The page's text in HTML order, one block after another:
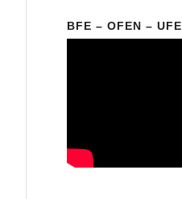
BFE – OFEN – UFE